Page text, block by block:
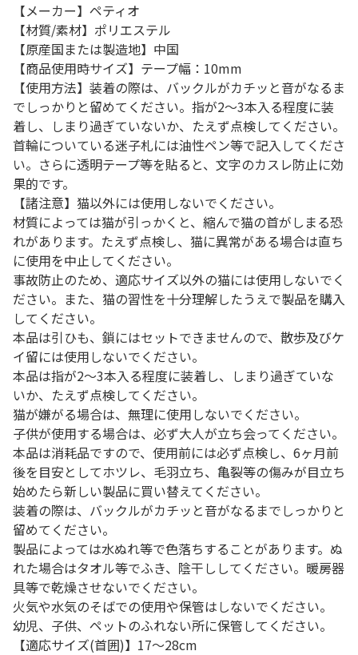
【メーカー】ペティオ
【材質/素材】ポリエステル
【原産国または製造地】中国
【商品使用時サイズ】テープ幅：10mm
【使用方法】装着の際は、バックルがカチッと音がなるま
でしっかりと留めてください。指が2～3本入る程度に装
着し、しまり過ぎていないか、たえず点検してください。
首輪についている迷子札には油性ペン等で記入してくださ
い。さらに透明テープ等を貼ると、文字のカスレ防止に効
果的です。
【諸注意】猫以外には使用しないでください。
材質によっては猫が引っかくと、縮んで猫の首がしまる恐
れがあります。たえず点検し、猫に異常がある場合は直ち
に使用を中止してください。
事故防止のため、適応サイズ以外の猫には使用しないでく
ださい。また、猫の習性を十分理解したうえで製品を購入
してください。
本品は引ひも、鎖にはセットできませんので、散歩及びケ
イ留には使用しないでください。
本品は指が2～3本入る程度に装着し、しまり過ぎていな
いか、たえず点検してください。
猫が嫌がる場合は、無理に使用しないでください。
子供が使用する場合は、必ず大人が立ち会ってください。
本品は消耗品ですので、使用前には必ず点検し、6ヶ月前
後を目安としてホツレ、毛羽立ち、亀裂等の傷みが目立ち
始めたら新しい製品に買い替えてください。
装着の際は、バックルがカチッと音がなるまでしっかりと
留めてください。
製品によっては水ぬれ等で色落ちすることがあります。ぬ
れた場合はタオル等でふき、陰干ししてください。暖房器
具等で乾燥させないでください。
火気や水気のそばでの使用や保管はしないでください。
幼児、子供、ペットのふれない所に保管してください。
【適応サイズ(首囲)】17～28cm